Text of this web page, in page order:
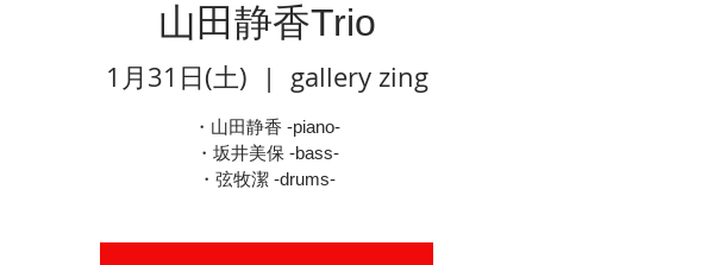
山田静香Trio
1月31日(土)
  |
gallery zing
・山田静香 -piano-
・坂井美保 -bass-
・弦牧潔 -drums-